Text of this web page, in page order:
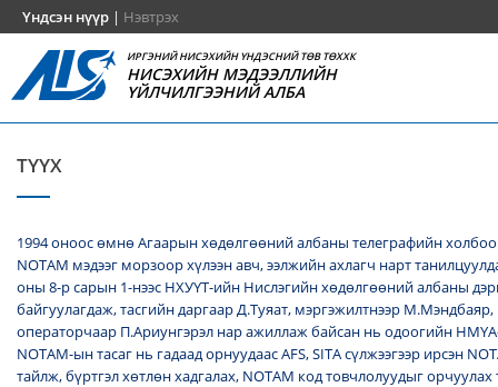
Үндсэн нүүр | Нэвтрэх
ИРГЭНИЙ НИСЭХИЙН ҮНДЭСНИЙ ТӨВ ТӨХХК
НИСЭХИЙН МЭДЭЭЛЛИЙН
ҮЙЛЧИЛГЭЭНИЙ АЛБА
ТҮҮХ
1994 оноос өмнө Агаарын хөдөлгөөний албаны телеграфийн
NОТАМ мэдээг морзоор хүлээн авч, ээлжийн ахлагч нарт
оны 8-р сарын 1-нээс НХУҮТ-ийн Нислэгийн хөдөлгөөний албаны
байгуулагдаж, тасгийн даргаар Д.Туяат, мэргэжилтнээр
операторчаар П.Ариунгэрэл нар ажиллаж байсан нь одоогийн
NOTAM-ын тасаг нь гадаад орнуудаас AFS, SITA сүлжээгээр ирсэн
тайлж, бүртгэл хөтлөн хадгалах, NОТАМ код товчлолуудыг